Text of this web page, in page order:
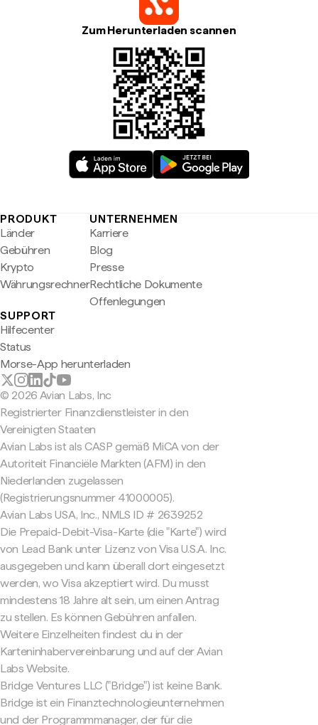
Zum Herunterladen scannen
PRODUKT
Länder
Gebühren
Krypto
Währungsrechner
UNTERNEHMEN
Karriere
Blog
Presse
Rechtliche Dokumente
Offenlegungen
SUPPORT
Hilfecenter
Status
Morse-App herunterladen
© 2026 Avian Labs, Inc
Registrierter Finanzdienstleister in den
Vereinigten Staaten
Avian Labs ist als CASP gemäß MiCA von der
Autoriteit Financiële Markten (AFM) in den
Niederlanden zugelassen
(Registrierungsnummer 41000005).
Avian Labs USA, Inc., NMLS ID # 2639252
Die Prepaid-Debit-Visa-Karte (die "Karte") wird
von Lead Bank unter Lizenz von Visa U.S.A. Inc.
ausgegeben und kann überall dort eingesetzt
werden, wo Visa akzeptiert wird. Du musst
mindestens 18 Jahre alt sein, um einen Antrag
zu stellen. Es können Gebühren anfallen.
Weitere Einzelheiten findest du in der
Karteninhabervereinbarung und auf der Avian
Labs Website.
Bridge Ventures LLC ("Bridge") ist keine Bank.
Bridge ist ein Finanztechnologieunternehmen
und der Programmmanager, der für die